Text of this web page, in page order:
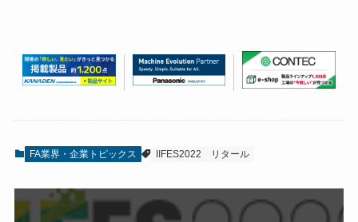
FA業界・企業トピックス IIFES2022 リタール